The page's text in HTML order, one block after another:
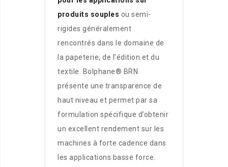
produits souples ou semi-
rigides généralement
rencontrés dans le domaine de
la papeterie, de l’édition et du
textile. Bolphane® BRN
présente une transparence de
haut niveau et permet par sa
formulation spécifique d’obtenir
un excellent rendement sur les
machines à forte cadence dans
les applications basse force.